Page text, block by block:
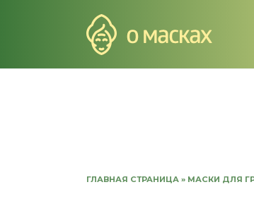
ГЛАВНАЯ СТРАНИЦА » МАСКИ ДЛЯ